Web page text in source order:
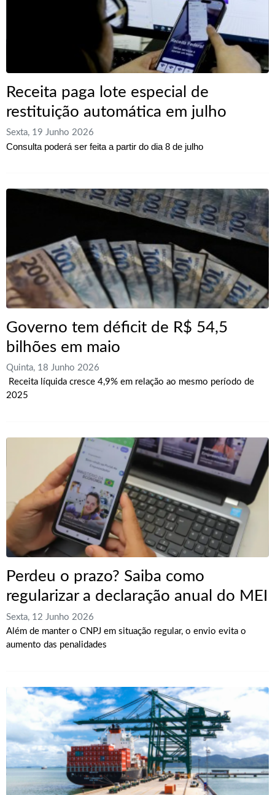
Receita paga lote especial de
restituição automática em julho
Sexta, 19 Junho 2026
Consulta poderá ser feita a partir do dia 8 de julho
Governo tem déficit de R$ 54,5
bilhões em maio
Quinta, 18 Junho 2026
Receita líquida cresce 4,9% em relação ao mesmo período de
2025
Perdeu o prazo? Saiba como
regularizar a declaração anual do MEI
Sexta, 12 Junho 2026
Além de manter o CNPJ em situação regular, o envio evita o
aumento das penalidades